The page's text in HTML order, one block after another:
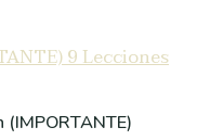
9 Lecciones